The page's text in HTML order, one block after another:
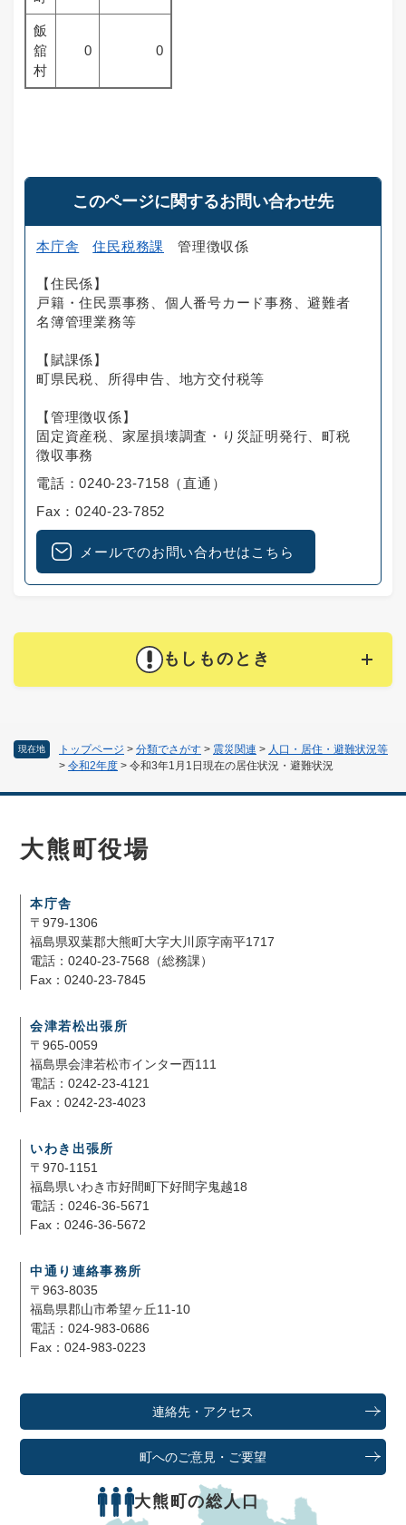
現在地 トップページ > 分類でさがす > 震災関連 > 人口・居住・避難状況等
> 令和2年度 > 令和3年1月1日現在の居住状況・避難状況
飯
舘
村
0 0
このページに関するお問い合わせ先
本庁舎 住民税務課 管理徴収係
【住民係】
戸籍・住民票事務、個人番号カード事務、避難者
名簿管理業務等
【賦課係】
町県民税、所得申告、地方交付税等
【管理徴収係】
固定資産税、家屋損壊調査・り災証明発行、町税
徴収事務
電話：0240-23-7158（直通）
Fax：0240-23-7852
メールでのお問い合わせはこちら
もしものとき
大熊町役場
本庁舎
〒979-1306
福島県双葉郡大熊町大字大川原字南平1717
電話：0240-23-7568（総務課）
Fax：0240-23-7845
会津若松出張所
〒965-0059
福島県会津若松市インター西111
電話：0242-23-4121
Fax：0242-23-4023
いわき出張所
〒970-1151
福島県いわき市好間町下好間字鬼越18
電話：0246-36-5671
Fax：0246-36-5672
中通り連絡事務所
〒963-8035
福島県郡山市希望ヶ丘11-10
電話：024-983-0686
Fax：024-983-0223
連絡先・アクセス
町へのご意見・ご要望
大熊町の総人口